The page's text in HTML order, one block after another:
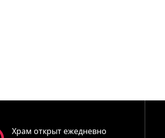
Храм открыт ежедневно